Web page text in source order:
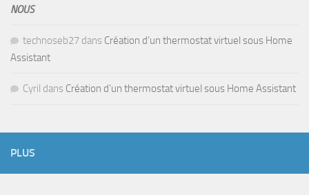
NOUS
technoseb27 dans Création d’un thermostat virtuel sous Home
Assistant
Cyril dans Création d’un thermostat virtuel sous Home Assistant
PLUS